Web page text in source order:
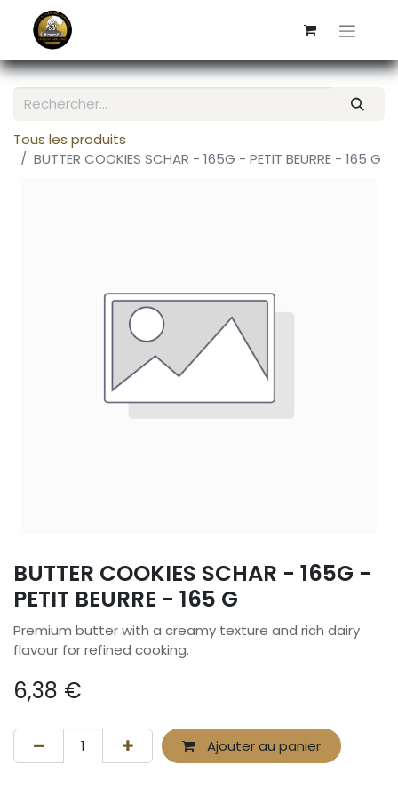
Tous les produits
BUTTER COOKIES SCHAR - 165G - PETIT BEURRE - 165 G
BUTTER COOKIES SCHAR - 165G -
PETIT BEURRE - 165 G
Premium butter with a creamy texture and rich dairy
flavour for refined cooking.
6,38 €
Ajouter au panier